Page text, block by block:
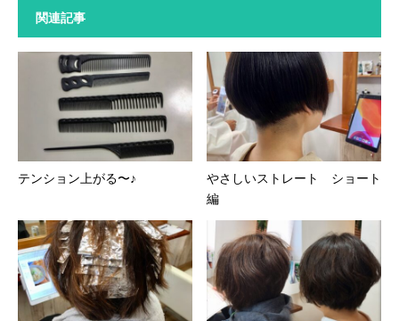
関連記事
テンション上がる〜♪
やさしいストレート ショート
編